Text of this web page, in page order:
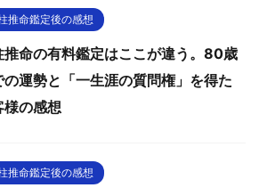
推命鑑定後の感想
推命の有料鑑定はここが違う。80歳
の運勢と「一生涯の質問権」を得た
様の感想
推命鑑定後の感想